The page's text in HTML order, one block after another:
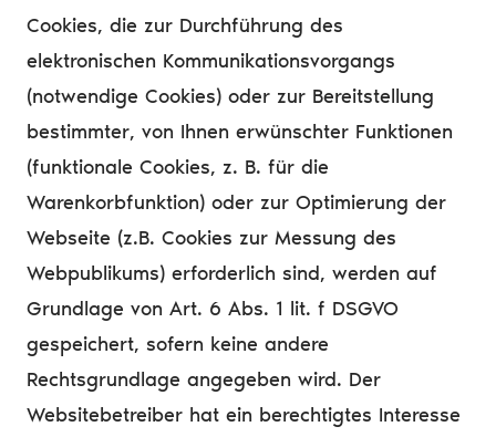
Cookies, die zur Durchführung des
elektronischen Kommunikationsvorgangs
(notwendige Cookies) oder zur Bereitstellung
bestimmter, von Ihnen erwünschter Funktionen
(funktionale Cookies, z. B. für die
Warenkorbfunktion) oder zur Optimierung der
Webseite (z.B. Cookies zur Messung des
Webpublikums) erforderlich sind, werden auf
Grundlage von Art. 6 Abs. 1 lit. f DSGVO
gespeichert, sofern keine andere
Rechtsgrundlage angegeben wird. Der
Websitebetreiber hat ein berechtigtes Interesse